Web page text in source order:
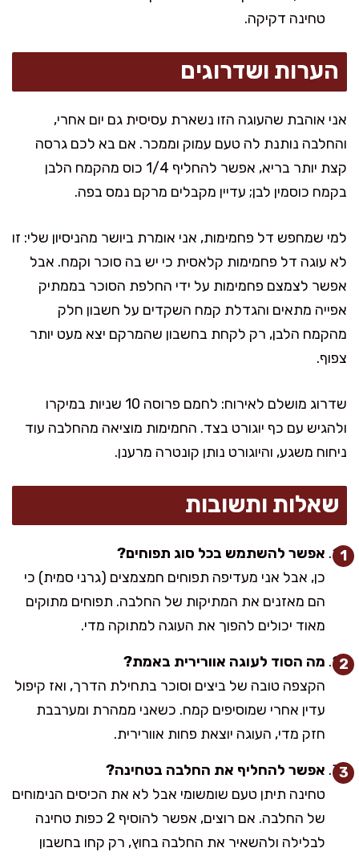
טחינה דקיקה.
הערות ושדרוגים
אני אוהבת שהעוגה הזו נשארת עסיסית גם יום אחרי,
והחלבה נותנת לה טעם עמוק וממכר. אם בא לכם גרסה
קצת יותר בריא, אפשר להחליף 1/4 כוס מהקמח הלבן
בקמח כוסמין לבן; עדיין מקבלים מרקם נמס בפה.
למי שמחפש דל פחמימות, אני אומרת ביושר מהניסיון שלי: זו
לא עוגה דל פחמימות קלאסית כי יש בה סוכר וקמח. אבל
אפשר לצמצם פחמימות על ידי החלפת הסוכר בממתיק
אפייה מתאים והגדלת קמח השקדים על חשבון חלק
מהקמח הלבן, רק לקחת בחשבון שהמרקם יצא מעט יותר
צפוף.
שדרוג מושלם לאירוח: לחמם פרוסה 10 שניות במיקרו
ולהגיש עם כף יוגורט בצד. החמימות מוציאה מהחלבה עוד
ניחוח משגע, והיוגורט נותן קונטרה מרענן.
שאלות ותשובות
אפשר להשתמש בכל סוג תפוחים?
כן, אבל אני מעדיפה תפוחים חמצמצים (גרני סמית) כי
הם מאזנים את המתיקות של החלבה. תפוחים מתוקים
מאוד יכולים להפוך את העוגה למתוקה מדי.
מה הסוד לעוגה אוורירית באמת?
הקצפה טובה של ביצים וסוכר בתחילת הדרך, ואז קיפול
עדין אחרי שמוסיפים קמח. כשאני ממהרת ומערבבת
חזק מדי, העוגה יוצאת פחות אוורירית.
אפשר להחליף את החלבה בטחינה?
טחינה תיתן טעם שומשומי אבל לא את הכיסים הנימוחים
של החלבה. אם רוצים, אפשר להוסיף 2 כפות טחינה
לבלילה ולהשאיר את החלבה בחוץ, רק קחו בחשבון